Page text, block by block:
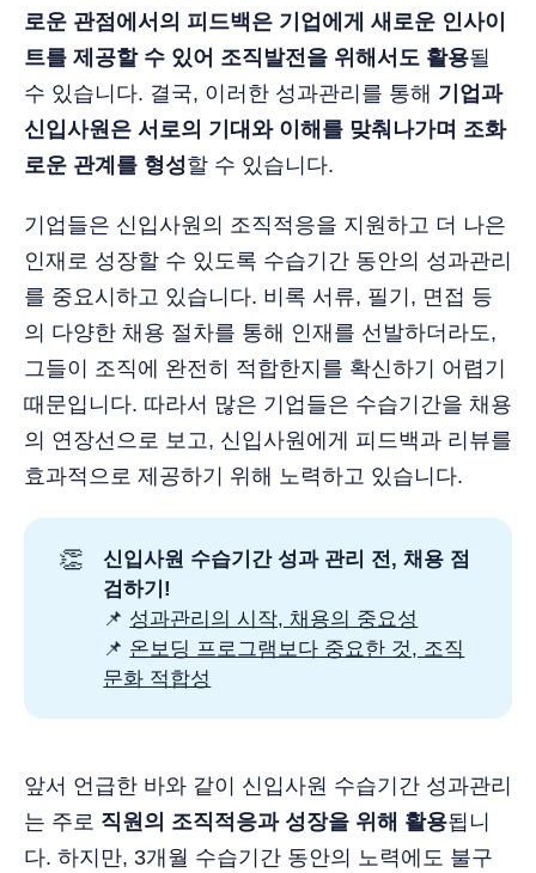
로운 관점에서의 피드백은 기업에게 새로운 인사이
트를 제공할 수 있어 조직발전을 위해서도 활용될
수 있습니다. 결국, 이러한 성과관리를 통해 기업과
신입사원은 서로의 기대와 이해를 맞춰나가며 조화
로운 관계를 형성할 수 있습니다.
기업들은 신입사원의 조직적응을 지원하고 더 나은
인재로 성장할 수 있도록 수습기간 동안의 성과관리
를 중요시하고 있습니다. 비록 서류, 필기, 면접 등
의 다양한 채용 절차를 통해 인재를 선발하더라도,
그들이 조직에 완전히 적합한지를 확신하기 어렵기
때문입니다. 따라서 많은 기업들은 수습기간을 채용
의 연장선으로 보고, 신입사원에게 피드백과 리뷰를
효과적으로 제공하기 위해 노력하고 있습니다.
👏
신입사원 수습기간 성과 관리 전, 채용 점
검하기!
📌 성과관리의 시작, 채용의 중요성
📌 온보딩 프로그램보다 중요한 것, 조직
문화 적합성
앞서 언급한 바와 같이 신입사원 수습기간 성과관리
는 주로 직원의 조직적응과 성장을 위해 활용됩니
다. 하지만, 3개월 수습기간 동안의 노력에도 불구